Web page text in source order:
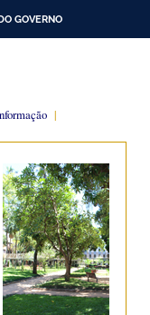
GOVERNO
|